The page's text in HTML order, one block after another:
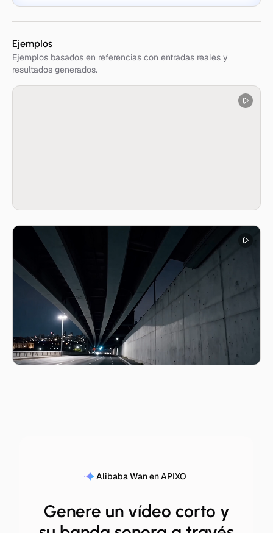
Ejemplos
Ejemplos basados en referencias con entradas reales y
resultados generados.
Alibaba Wan en APIXO
Genere un vídeo corto y